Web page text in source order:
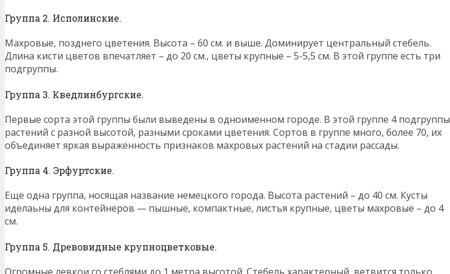
Группа 2. Исполинские.
Махровые, позднего цветения. Высота – 60 см. и выше. Доминирует центральный стебель.
Длина кисти цветов впечатляет – до 20 см., цветы крупные – 5-5,5 см. В этой группе есть три
подгруппы.
Группа 3. Кведлинбургские.
Первые сорта этой группы были выведены в одноименном городе. В этой группе 4 подгруппы
растений с разной высотой, разными сроками цветения. Сортов в группе много, более 70, их
объединяет яркая выраженность признаков махровых растений на стадии рассады.
Группа 4. Эрфуртские.
Еще одна группа, носящая название немецкого города. Высота растений – до 40 см. Кусты
иделаьны для контейнеров — пышные, компактные, листья крупные, цветы махровые – до 4
см.
Группа 5. Древовидные крупноцветковые.